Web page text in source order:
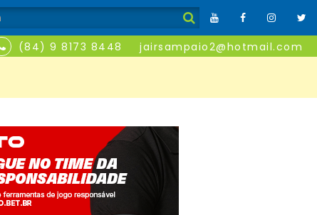
(84) 9 8173 8448 jairsampaio2@hotmail.com